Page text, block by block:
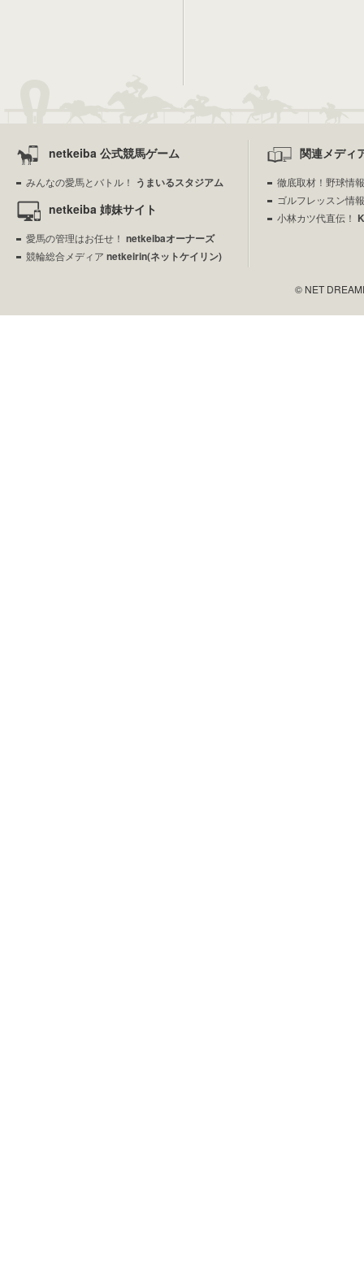
netkeiba 公式競馬ゲーム
みんなの愛馬とバトル！ うまいるスタジアム
netkeiba 姉妹サイト
愛馬の管理はお任せ！ netkeibaオーナーズ
競輪総合メディア netkeirin(ネットケイリン)
関連メディ
徹底取材！野球情
ゴルフレッスン情
小林カツ代直伝！
© NET